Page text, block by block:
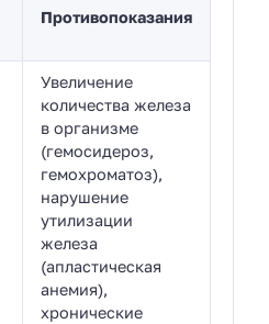
Противопоказания
Увеличение
количества железа
в организме
(гемосидероз,
гемохроматоз),
нарушение
утилизации
железа
(апластическая
анемия),
хронические